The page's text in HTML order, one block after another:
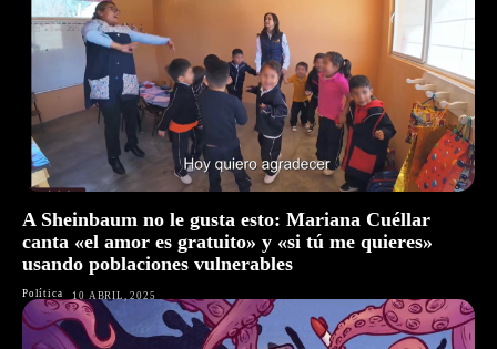
A Sheinbaum no le gusta esto: Mariana Cuéllar
canta «el amor es gratuito» y «si tú me quieres»
usando poblaciones vulnerables
Política 10 ABRIL, 2025